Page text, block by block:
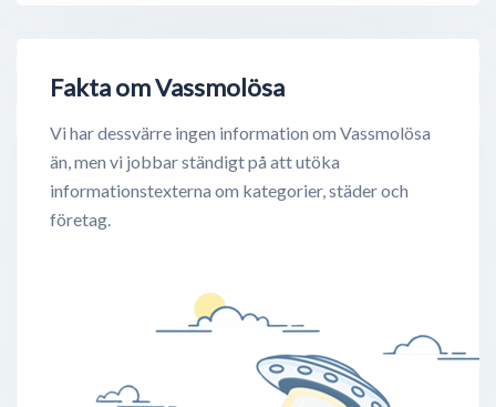
Fakta om Vassmolösa
Vi har dessvärre ingen information om Vassmolösa
än, men vi jobbar ständigt på att utöka
informationstexterna om kategorier, städer och
företag.